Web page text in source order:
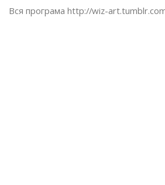
Вся програма http://wiz-